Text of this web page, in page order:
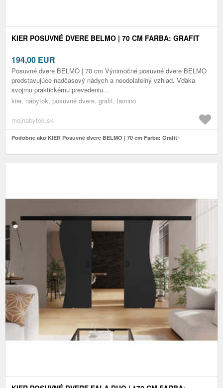
KIER POSUVNÉ DVERE BELMO | 70 CM FARBA: GRAFIT
194,00 EUR
Posuvné dvere BELMO | 70 cm Výnimočné posuvné dvere BELMO
predstavujúce nadčasový nádych a neodolateľný vzhľad. Vďaka
svojmu praktickému prevedeniu...
kier, nábytok, posuvné dvere, grafit, lamino
mojnabytok.sk
Podobne ako KIER Posuvné dvere BELMO | 70 cm Farba: Grafit